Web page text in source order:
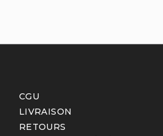
CGU
LIVRAISON
RETOURS